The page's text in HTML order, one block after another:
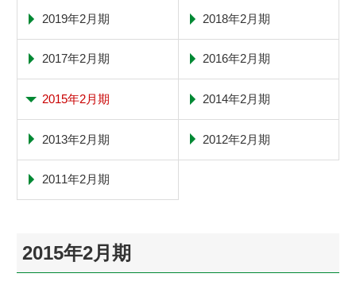
2019年2月期 2018年2月期
2017年2月期 2016年2月期
2015年2月期 2014年2月期
2013年2月期 2012年2月期
2011年2月期
2015年2月期